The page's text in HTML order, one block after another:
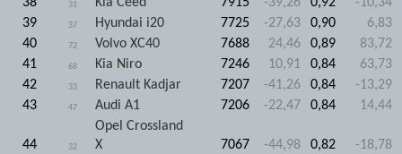
38
31 Kia Ceed 7915 -39,26 0,92
-10,34
39
37 Hyundai i20 7725 -27,63 0,90
6,83
40
72 Volvo XC40 7688 24,46 0,89
83,72
41
68 Kia Niro 7246 10,91 0,84
63,73
42
33 Renault Kadjar 7207 -41,26 0,84
-13,29
43
47 Audi A1 7206 -22,47 0,84 14,44
44 32
Opel Crossland
X
7067 -44,98 0,82
-18,78